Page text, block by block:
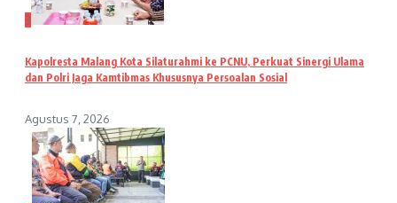
3
Kapolresta Malang Kota Silaturahmi ke PCNU, Perkuat Sinergi Ulama
dan Polri Jaga Kamtibmas Khususnya Persoalan Sosial
Agustus 7, 2026